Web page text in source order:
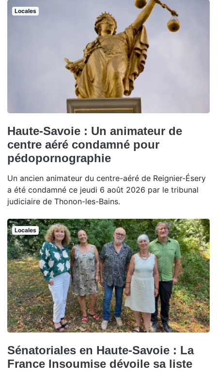
Locales
Haute-Savoie : Un animateur de
centre aéré condamné pour
pédopornographie
Un ancien animateur du centre-aéré de Reignier-Ésery
a été condamné ce jeudi 6 août 2026 par le tribunal
judiciaire de Thonon-les-Bains.
Locales
Sénatoriales en Haute-Savoie : La
France Insoumise dévoile sa liste